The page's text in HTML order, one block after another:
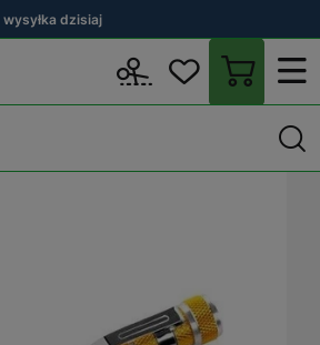
wysyłka dzisiaj
Wkrętaki